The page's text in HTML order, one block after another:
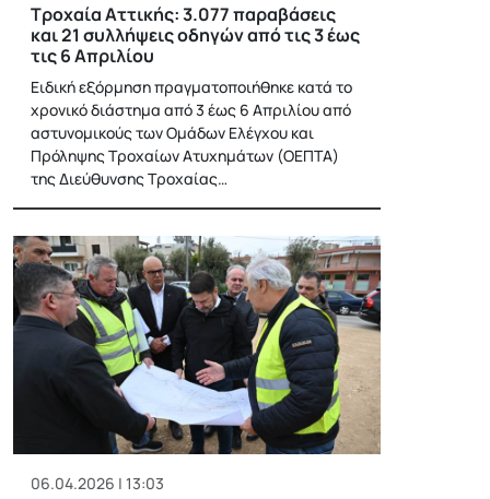
Τροχαία Αττικής: 3.077 παραβάσεις
και 21 συλλήψεις οδηγών από τις 3 έως
τις 6 Απριλίου
Ειδική εξόρμηση πραγματοποιήθηκε κατά το
χρονικό διάστημα από 3 έως 6 Απριλίου από
αστυνομικούς των Ομάδων Ελέγχου και
Πρόληψης Τροχαίων Ατυχημάτων (ΟΕΠΤΑ)
της Διεύθυνσης Τροχαίας…
06.04.2026 | 13:03